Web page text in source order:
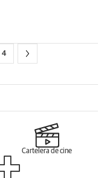
4
Cartelera de cine